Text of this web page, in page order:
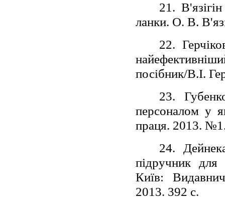
21.
ланки. О. В.
22.
посібник/В.І.
23.
персоналом у
праця. 2013.
24.
підручник
Київ:
2013. 392 с.